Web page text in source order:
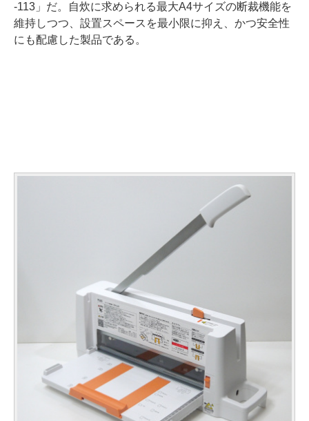
-113」だ。自炊に求められる最大A4サイズの断裁機能を
維持しつつ、設置スペースを最小限に抑え、かつ安全性
にも配慮した製品である。